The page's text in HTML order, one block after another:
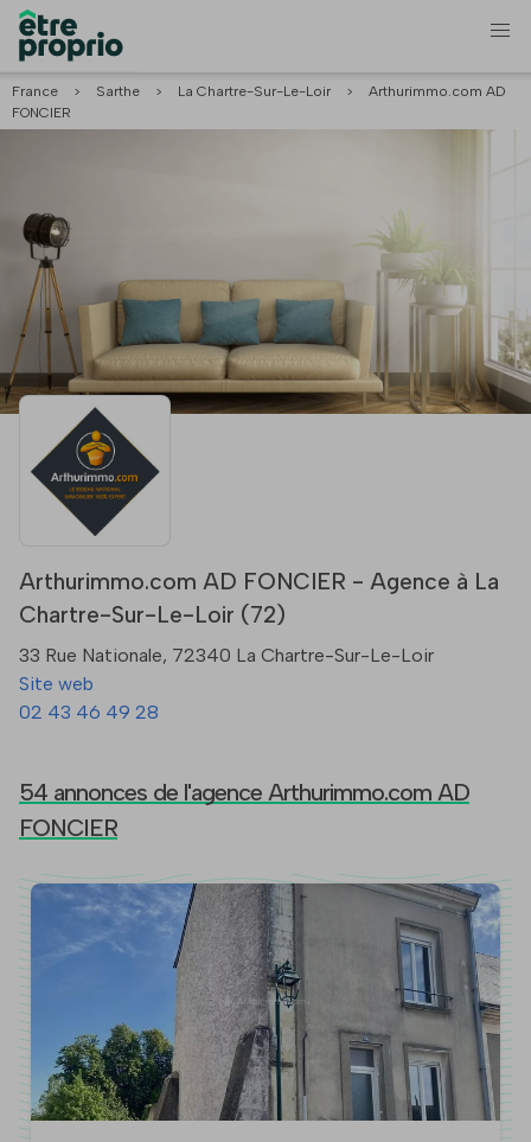
France > Sarthe > La Chartre-Sur-Le-Loir >
Arthurimmo.com AD
FONCIER
Arthurimmo.com AD FONCIER - Agence à La
Chartre-Sur-Le-Loir (72)
33 Rue Nationale, 72340 La Chartre-Sur-Le-Loir
Site web
02 43 46 49 28
54 annonces de l'agence Arthurimmo.com AD
FONCIER